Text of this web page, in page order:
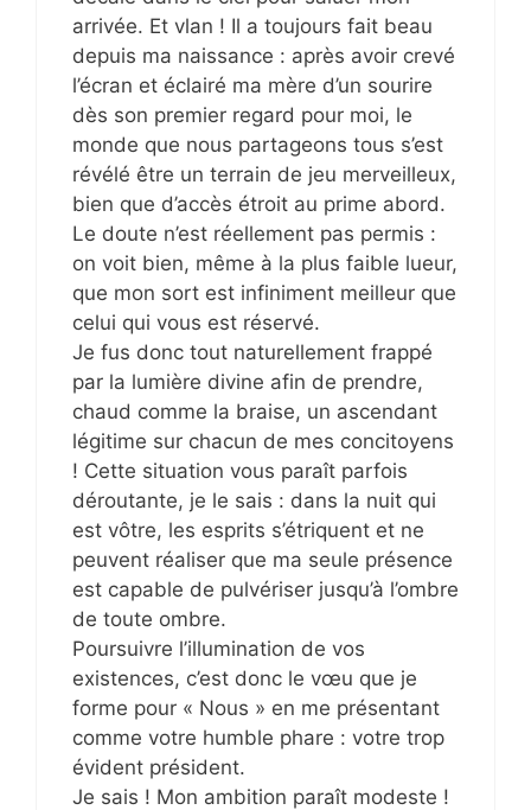
arrivée. Et vlan ! Il a toujours fait beau
depuis ma naissance : après avoir crevé
l’écran et éclairé ma mère d’un sourire
dès son premier regard pour moi, le
monde que nous partageons tous s’est
révélé être un terrain de jeu merveilleux,
bien que d’accès étroit au prime abord.
Le doute n’est réellement pas permis :
on voit bien, même à la plus faible lueur,
que mon sort est infiniment meilleur que
celui qui vous est réservé.
Je fus donc tout naturellement frappé
par la lumière divine afin de prendre,
chaud comme la braise, un ascendant
légitime sur chacun de mes concitoyens
! Cette situation vous paraît parfois
déroutante, je le sais : dans la nuit qui
est vôtre, les esprits s’étriquent et ne
peuvent réaliser que ma seule présence
est capable de pulvériser jusqu’à l’ombre
de toute ombre.
Poursuivre l’illumination de vos
existences, c’est donc le vœu que je
forme pour « Nous » en me présentant
comme votre humble phare : votre trop
évident président.
Je sais ! Mon ambition paraît modeste !